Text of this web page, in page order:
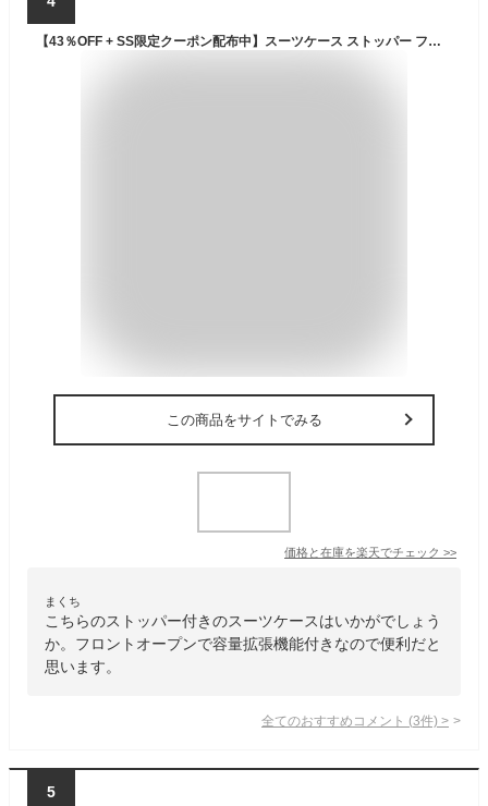
【43％OFF + SS限定クーポン配布中】スーツケース ストッパー フロントオープン 拡張 Mサイズ 無料受託手荷物 大容量 56L(62L) 軽量 HINOMOTO 静音 ダブルキャスター ビジネス 出張 国内旅行 高性能 多機能 割引 キャリーケース キャリーバッグ 4泊 5泊
この商品をサイトでみる
価格と在庫を楽天でチェック >>
まくち
こちらのストッパー付きのスーツケースはいかがでしょう
か。フロントオープンで容量拡張機能付きなので便利だと
思います。
全てのおすすめコメント (3件) >
5